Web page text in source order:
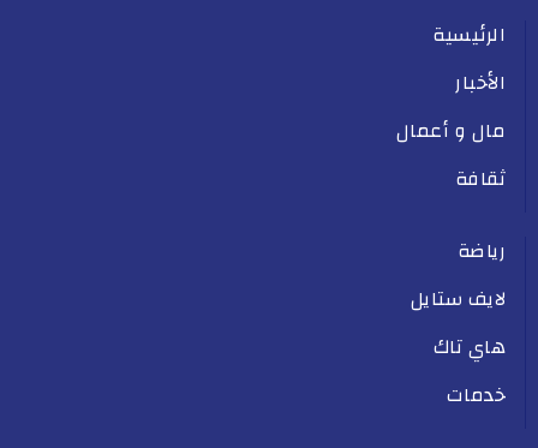
الرئيسية
الأخبار
مال و أعمال
ثقافة
رياضة
لايف ستايل
هاي تاك
خدمات